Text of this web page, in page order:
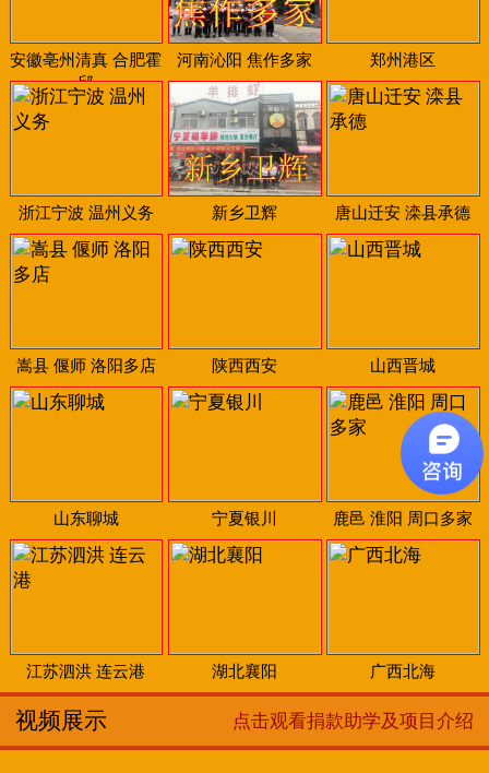
安徽亳州清真 合肥霍
邱
河南沁阳 焦作多家 郑州港区
浙江宁波 温州义务 新乡卫辉 唐山迁安 滦县承德
嵩县 偃师 洛阳多店 陕西西安 山西晋城
山东聊城 宁夏银川 鹿邑 淮阳 周口多家
江苏泗洪 连云港 湖北襄阳 广西北海
视频展示 点击观看捐款助学及项目介绍